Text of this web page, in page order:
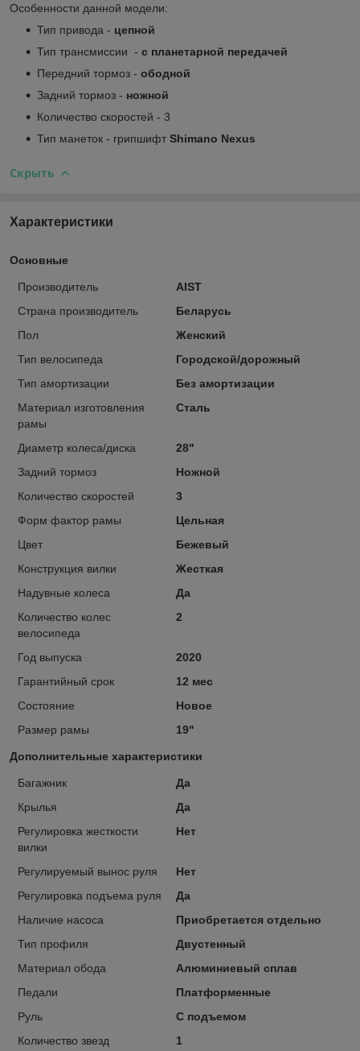
Особенности данной модели:
Тип привода - цепной
Тип трансмиссии - с планетарной передачей
Передний тормоз - ободной
Задний тормоз - ножной
Количество скоростей - 3
Тип манеток - грипшифт Shimano Nexus
Скрыть
Характеристики
Основные
Производитель
AIST
Страна производитель
Беларусь
Пол
Женский
Тип велосипеда
Городской/дорожный
Тип амортизации
Без амортизации
Материал изготовления
рамы
Сталь
Диаметр колеса/диска
28"
Задний тормоз
Ножной
Количество скоростей
3
Форм фактор рамы
Цельная
Цвет
Бежевый
Конструкция вилки
Жесткая
Надувные колеса
Да
Количество колес
велосипеда
2
Год выпуска
2020
Гарантийный срок
12 мес
Состояние
Новое
Размер рамы
19"
Дополнительные характеристики
Багажник
Да
Крылья
Да
Регулировка жесткости
вилки
Нет
Регулируемый вынос руля
Нет
Регулировка подъема руля
Да
Наличие насоса
Приобретается отдельно
Тип профиля
Двустенный
Материал обода
Алюминиевый сплав
Педали
Платформенные
Руль
С подъемом
Количество звезд
1